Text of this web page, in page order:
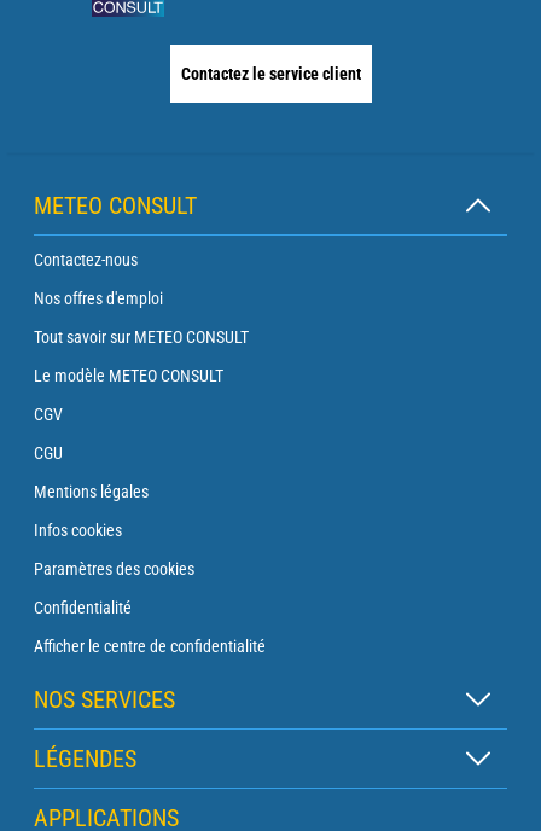
Contactez le service client
METEO CONSULT
Contactez-nous
Nos offres d'emploi
Tout savoir sur METEO CONSULT
Le modèle METEO CONSULT
CGV
CGU
Mentions légales
Infos cookies
Paramètres des cookies
Confidentialité
Afficher le centre de confidentialité
NOS SERVICES
Abonnement Zen
Abonnement Balise
LÉGENDES
Légende des cartes
APPLICATIONS